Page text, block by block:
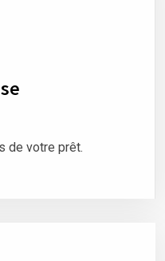
de votre prêt.